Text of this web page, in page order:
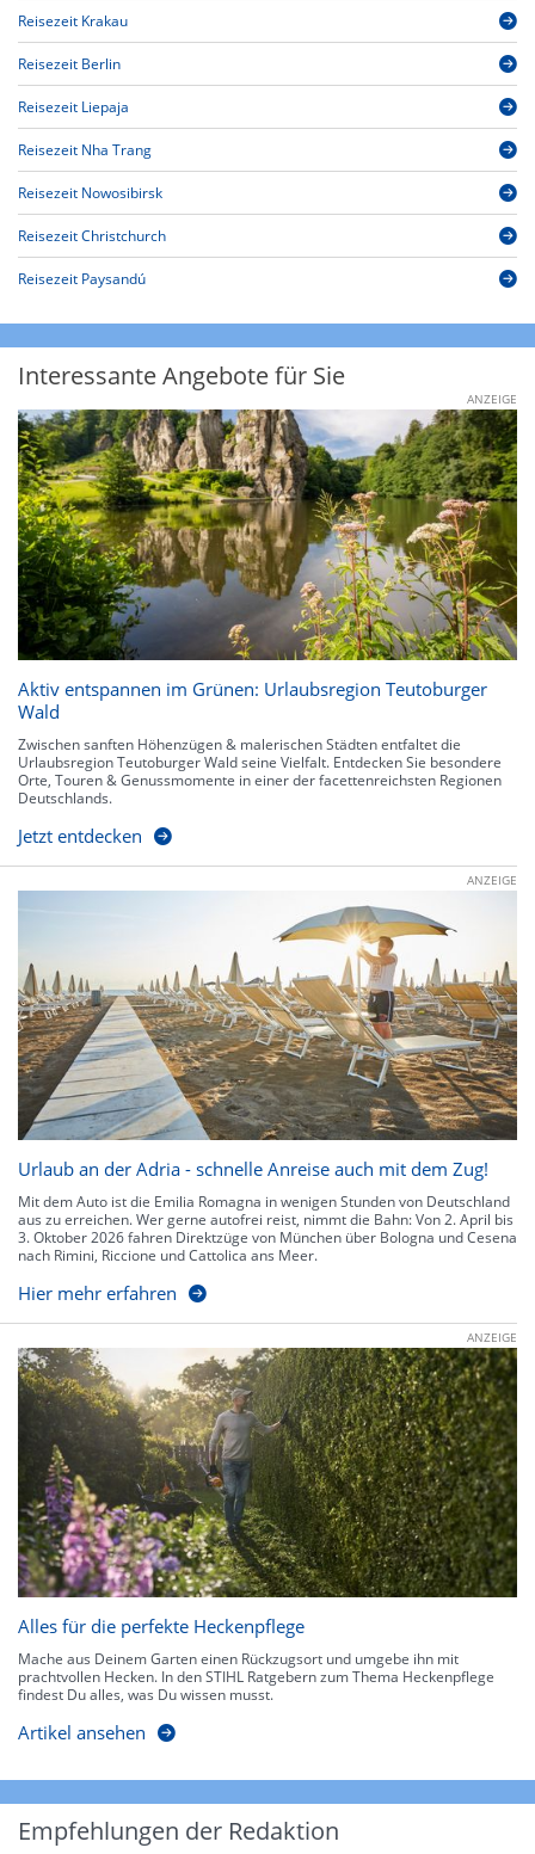
Reisezeit Krakau
Reisezeit Berlin
Reisezeit Liepaja
Reisezeit Nha Trang
Reisezeit Nowosibirsk
Reisezeit Christchurch
Reisezeit Paysandú
Interessante Angebote für Sie
ANZEIGE
Aktiv entspannen im Grünen: Urlaubsregion Teutoburger
Wald
Zwischen sanften Höhenzügen & malerischen Städten entfaltet die
Urlaubsregion Teutoburger Wald seine Vielfalt. Entdecken Sie besondere
Orte, Touren & Genussmomente in einer der facettenreichsten Regionen
Deutschlands.
Jetzt entdecken
ANZEIGE
Urlaub an der Adria - schnelle Anreise auch mit dem Zug!
Mit dem Auto ist die Emilia Romagna in wenigen Stunden von Deutschland
aus zu erreichen. Wer gerne autofrei reist, nimmt die Bahn: Von 2. April bis
3. Oktober 2026 fahren Direktzüge von München über Bologna und Cesena
nach Rimini, Riccione und Cattolica ans Meer.
Hier mehr erfahren
ANZEIGE
Alles für die perfekte Heckenpflege
Mache aus Deinem Garten einen Rückzugsort und umgebe ihn mit
prachtvollen Hecken. In den STIHL Ratgebern zum Thema Heckenpflege
findest Du alles, was Du wissen musst.
Artikel ansehen
Empfehlungen der Redaktion